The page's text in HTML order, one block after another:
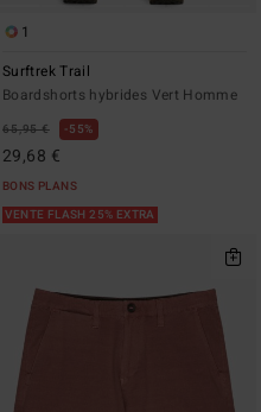
1
Surftrek Trail
Boardshorts hybrides Vert Homme
65,95 € 55%
29,68 €
BONS PLANS
VENTE FLASH 25% EXTRA